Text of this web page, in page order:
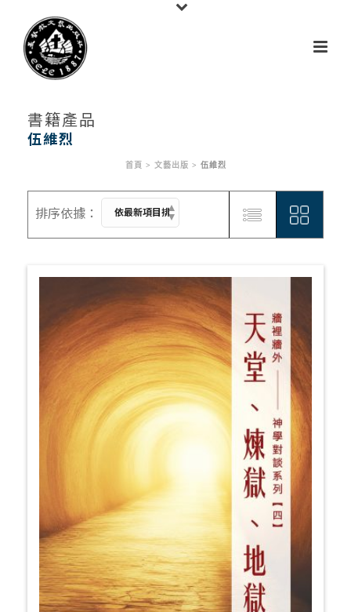
書籍產品
首頁 > 文藝出版 > 伍維烈
伍維烈